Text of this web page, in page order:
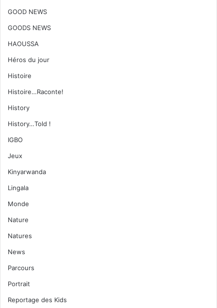
GOOD NEWS
GOODS NEWS
HAOUSSA
Héros du jour
Histoire
Histoire…Raconte!
History
History…Told !
IGBO
Jeux
Kinyarwanda
Lingala
Monde
Nature
Natures
News
Parcours
Portrait
Reportage des Kids